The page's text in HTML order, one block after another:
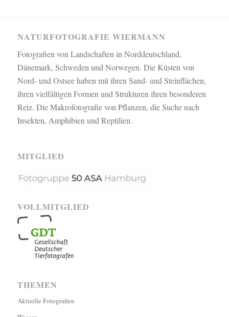
NATURFOTOGRAFIE WIERMANN
Fotografien von Landschaften in Norddeutschland,
Dänemark, Schweden und Norwegen. Die Küsten von
Nord- und Ostsee haben mit ihren Sand- und Steinflächen,
ihren vielfältigen Formen und Strukturen ihren besonderen
Reiz. Die Makrofotografie von Pflanzen, die Suche nach
Insekten, Amphibien und Reptilien.
MITGLIED
VOLLMITGLIED
THEMEN
Aktuelle Fotografien